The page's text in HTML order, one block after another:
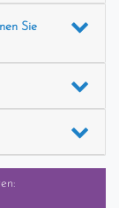
Sie